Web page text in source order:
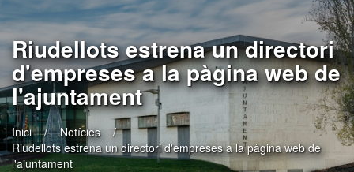
Riudellots estrena un directori
d'empreses a la pàgina web de
l'ajuntament
Inici
Notícies
Riudellots estrena un directori d'empreses a la pàgina web de
l'ajuntament